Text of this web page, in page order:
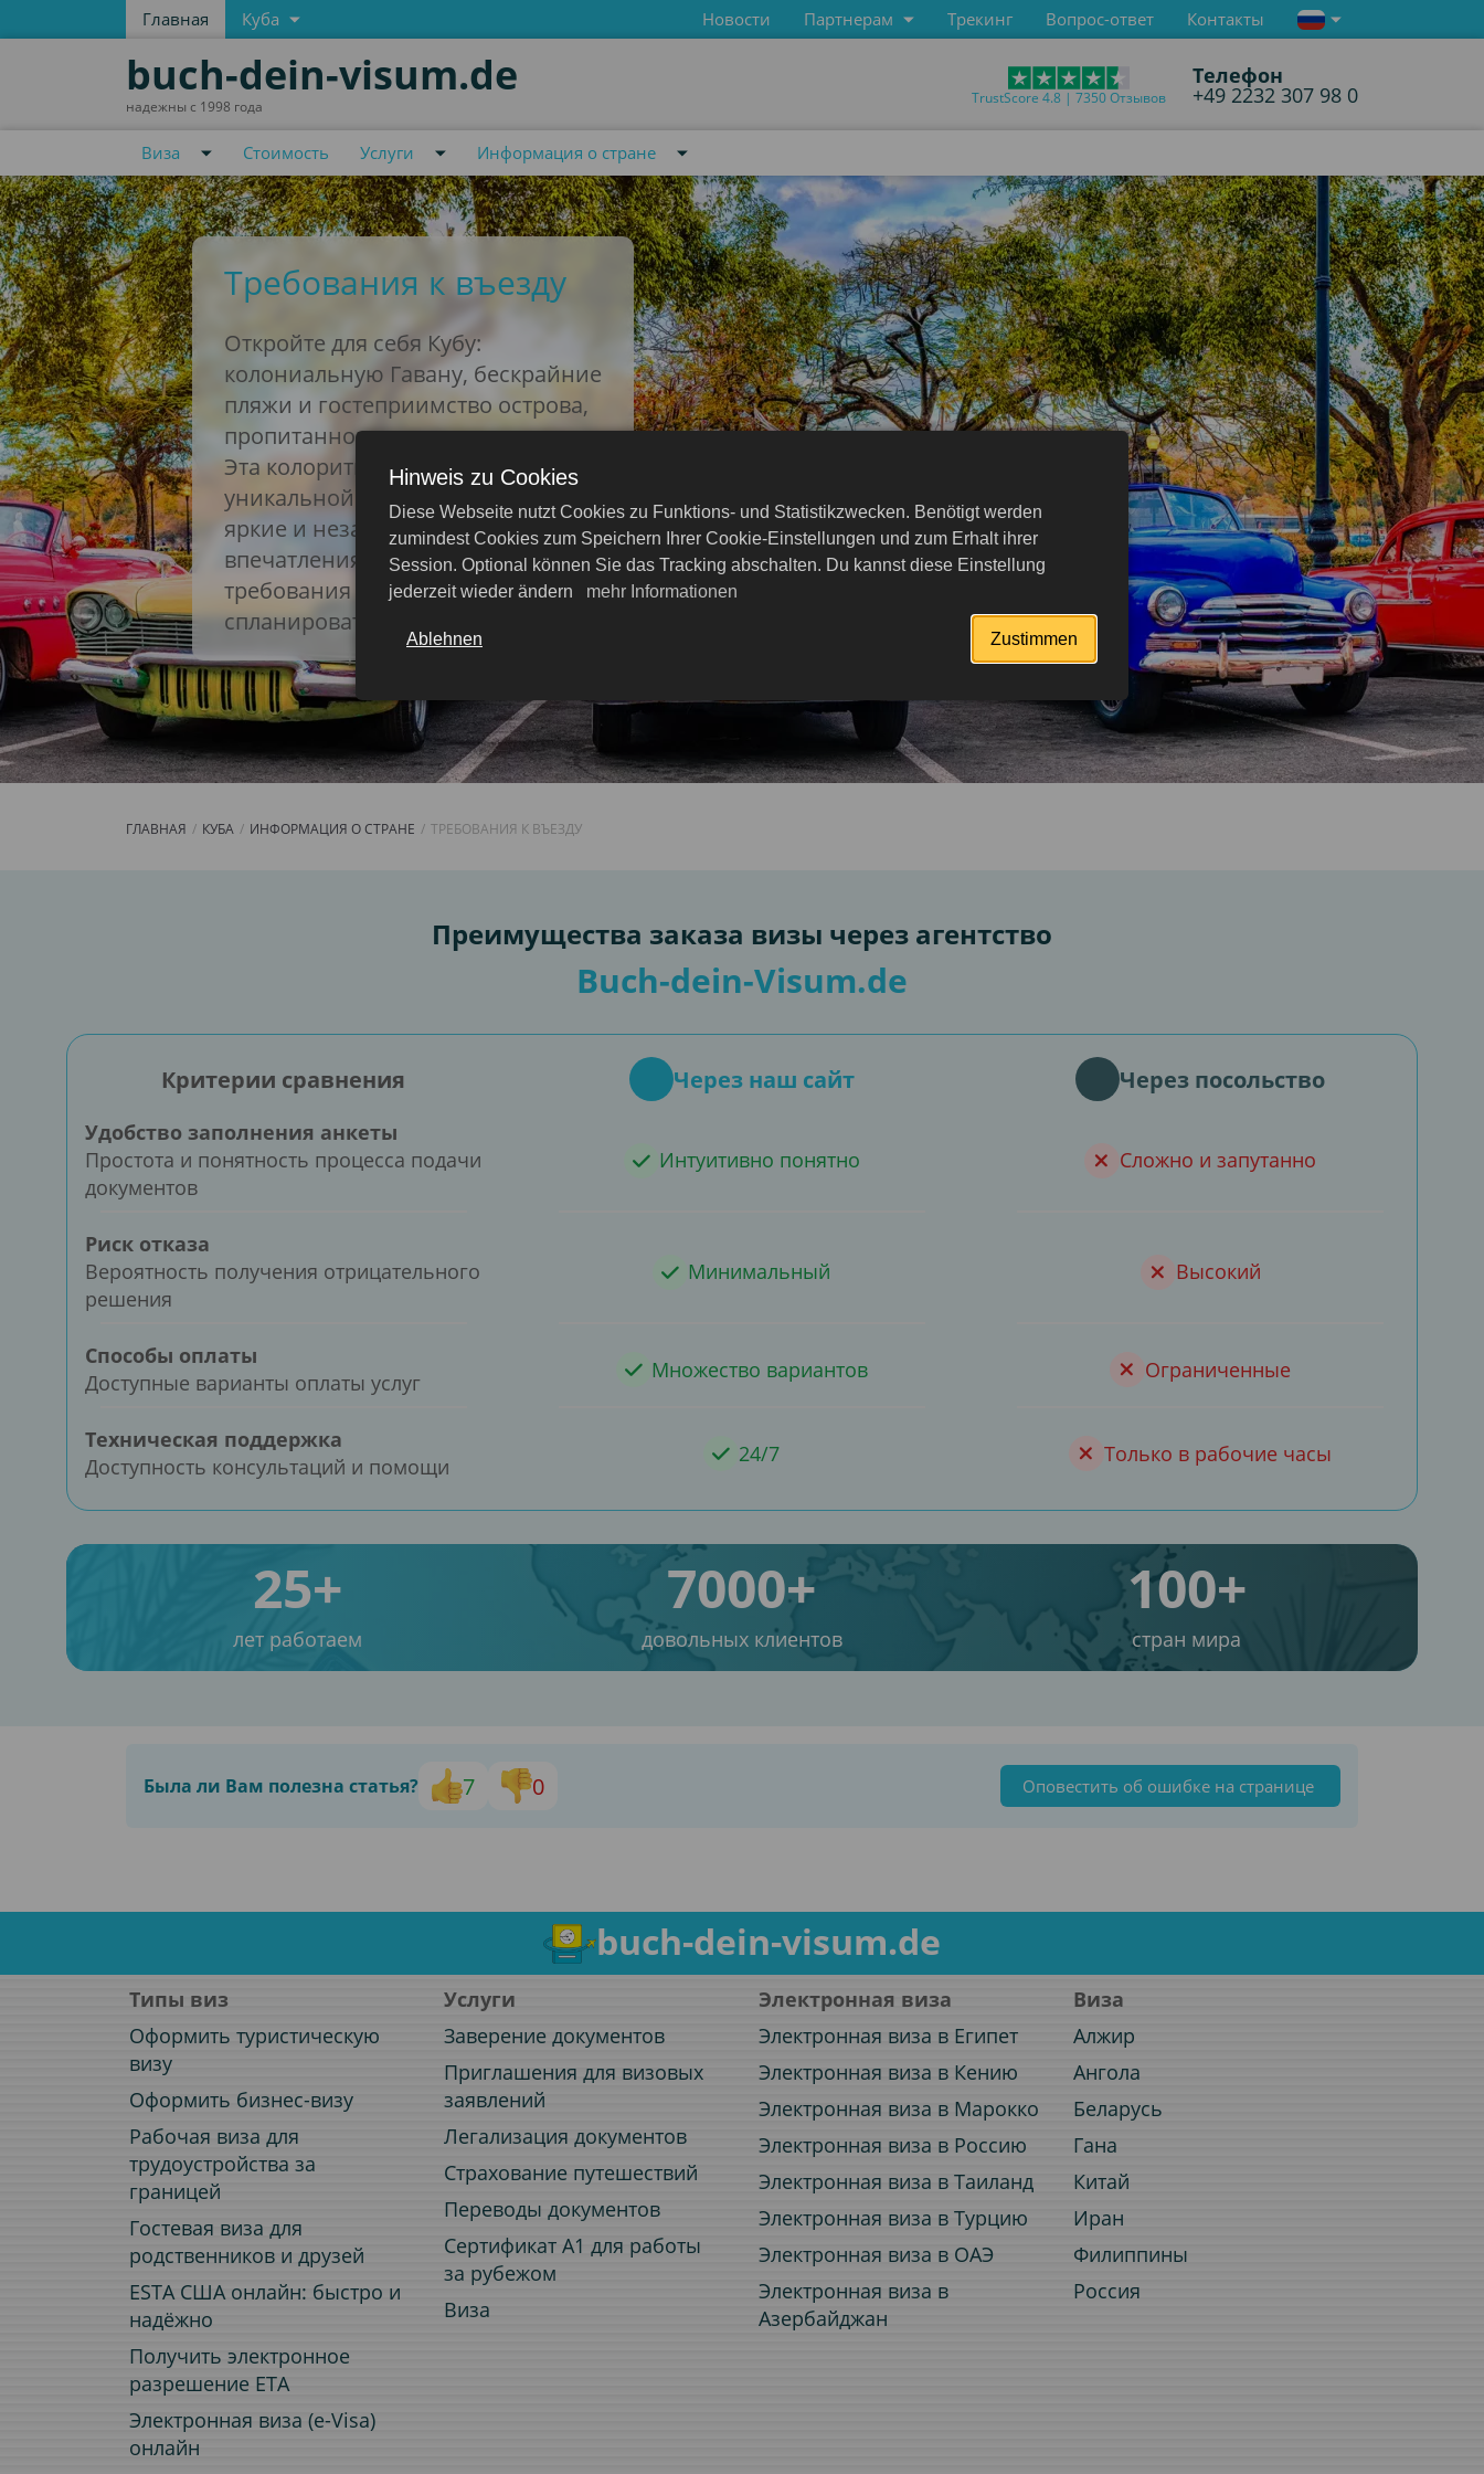
Главная Куба Новости Партнерам Трекинг Вопрос-ответ Контакты
buch-dein-visum.de
надежны с 1998 года TrustScore 4.8 | 7350 Отзывов
Телефон
+49 2232 307 98 0
Виза Стоимость Услуги Информация о стране
Требования к въезду
Откройте для себя Кубу:
колониальную Гавану, бескрайние
пляжи и гостеприимство острова,
пропитанного ритмами сальсы.
Эта колоритная страна с
уникальной культурой оставит
яркие и незабываемые
впечатления. Изучите важные
требования Кубы, чтобы идеально
спланировать вашу поездку.
ГЛАВНАЯ КУБА ИНФОРМАЦИЯ О СТРАНЕ ТРЕБОВАНИЯ К ВЪЕЗДУ
Преимущества заказа визы через агентство
Buch-dein-Visum.de
Критерии сравнения Через наш сайт Через посольство
Удобство заполнения анкеты
Простота и понятность процесса подачи
документов
Интуитивно понятно Сложно и запутанно
Риск отказа
Вероятность получения отрицательного
решения
Минимальный Высокий
Способы оплаты
Доступные варианты оплаты услуг
Множество вариантов Ограниченные
Техническая поддержка
Доступность консультаций и помощи
24/7 Только в рабочие часы
25+
лет работаем
7000+
довольных клиентов
100+
стран мира
Была ли Вам полезна статья? 7 0 Оповестить об ошибке на странице
buch-dein-visum.de
Типы виз
Оформить туристическую
визу
Оформить бизнес-визу
Рабочая виза для
трудоустройства за
границей
Гостевая виза для
родственников и друзей
ESTA США онлайн: быстро и
надёжно
Получить электронное
разрешение ETA
Электронная виза (e-Visa)
онлайн
Услуги
Заверение документов
Приглашения для визовых
заявлений
Легализация документов
Страхование путешествий
Переводы документов
Сертификат A1 для работы
за рубежом
Виза
Электронная виза
Электронная виза в Египет
Электронная виза в Кению
Электронная виза в Марокко
Электронная виза в Россию
Электронная виза в Таиланд
Электронная виза в Турцию
Электронная виза в ОАЭ
Электронная виза в
Азербайджан
Виза
Алжир
Ангола
Беларусь
Гана
Китай
Иран
Филиппины
Россия
Hinweis zu Cookies
Diese Webseite nutzt Cookies zu Funktions- und Statistikzwecken. Benötigt werden
zumindest Cookies zum Speichern Ihrer Cookie-Einstellungen und zum Erhalt ihrer
Session. Optional können Sie das Tracking abschalten. Du kannst diese Einstellung
jederzeit wieder ändern
mehr Informationen
Ablehnen Zustimmen